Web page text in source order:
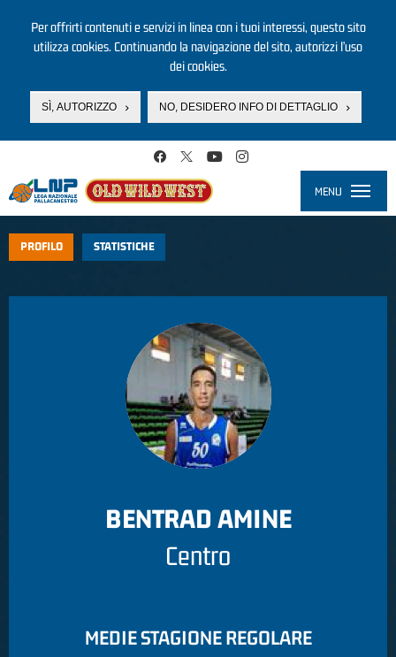
Per offrirti contenuti e servizi in linea con i tuoi interessi, questo sito
utilizza cookies. Continuando la navigazione del sito, autorizzi l’uso
dei cookies.
SÌ, AUTORIZZO NO, DESIDERO INFO DI DETTAGLIO
MENU
PROFILO STATISTICHE
BENTRAD AMINE
Centro
MEDIE STAGIONE REGOLARE